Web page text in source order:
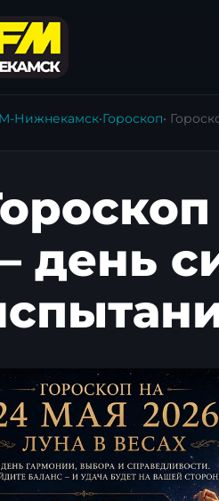
Нижнекамск•Гороскоп•
день